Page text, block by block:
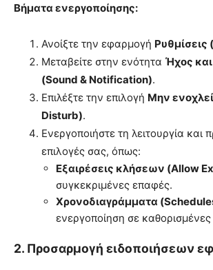
Βήματα ενεργοποίησης:
Ανοίξτε την εφαρμογή
Μεταβείτε στην ενότητα Ήχος και
(Sound & Notification).
Επιλέξτε την επιλογή Μην
Disturb).
Ενεργοποιήστε τη λειτουργία και
επιλογές σας, όπως:
Εξαιρέσεις κλήσεων (Allow
συγκεκριμένες επαφές.
Χρονοδιαγράμματα
ενεργοποίηση σε
2. Προσαρμογή ειδοποιήσεων